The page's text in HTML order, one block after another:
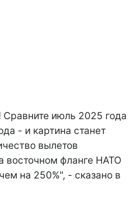
июль 2025 года
- и картина станет
вылетов
восточном фланге НАТО
на 250%", - сказано в